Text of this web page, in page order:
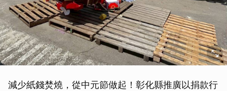
減少紙錢焚燒，從中元節做起！彰化縣推廣以捐款行